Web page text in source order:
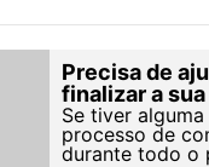
Precisa de
finalizar a
Se tiver
processo de
durante todo o